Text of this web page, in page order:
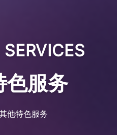
色服务
他特色服务